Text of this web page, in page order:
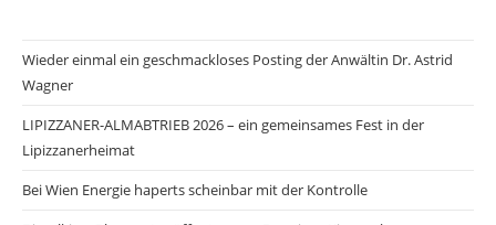
Wieder einmal ein geschmackloses Posting der Anwältin Dr. Astrid
Wagner
LIPIZZANER-ALMABTRIEB 2026 – ein gemeinsames Fest in der
Lipizzanerheimat
Bei Wien Energie haperts scheinbar mit der Kontrolle